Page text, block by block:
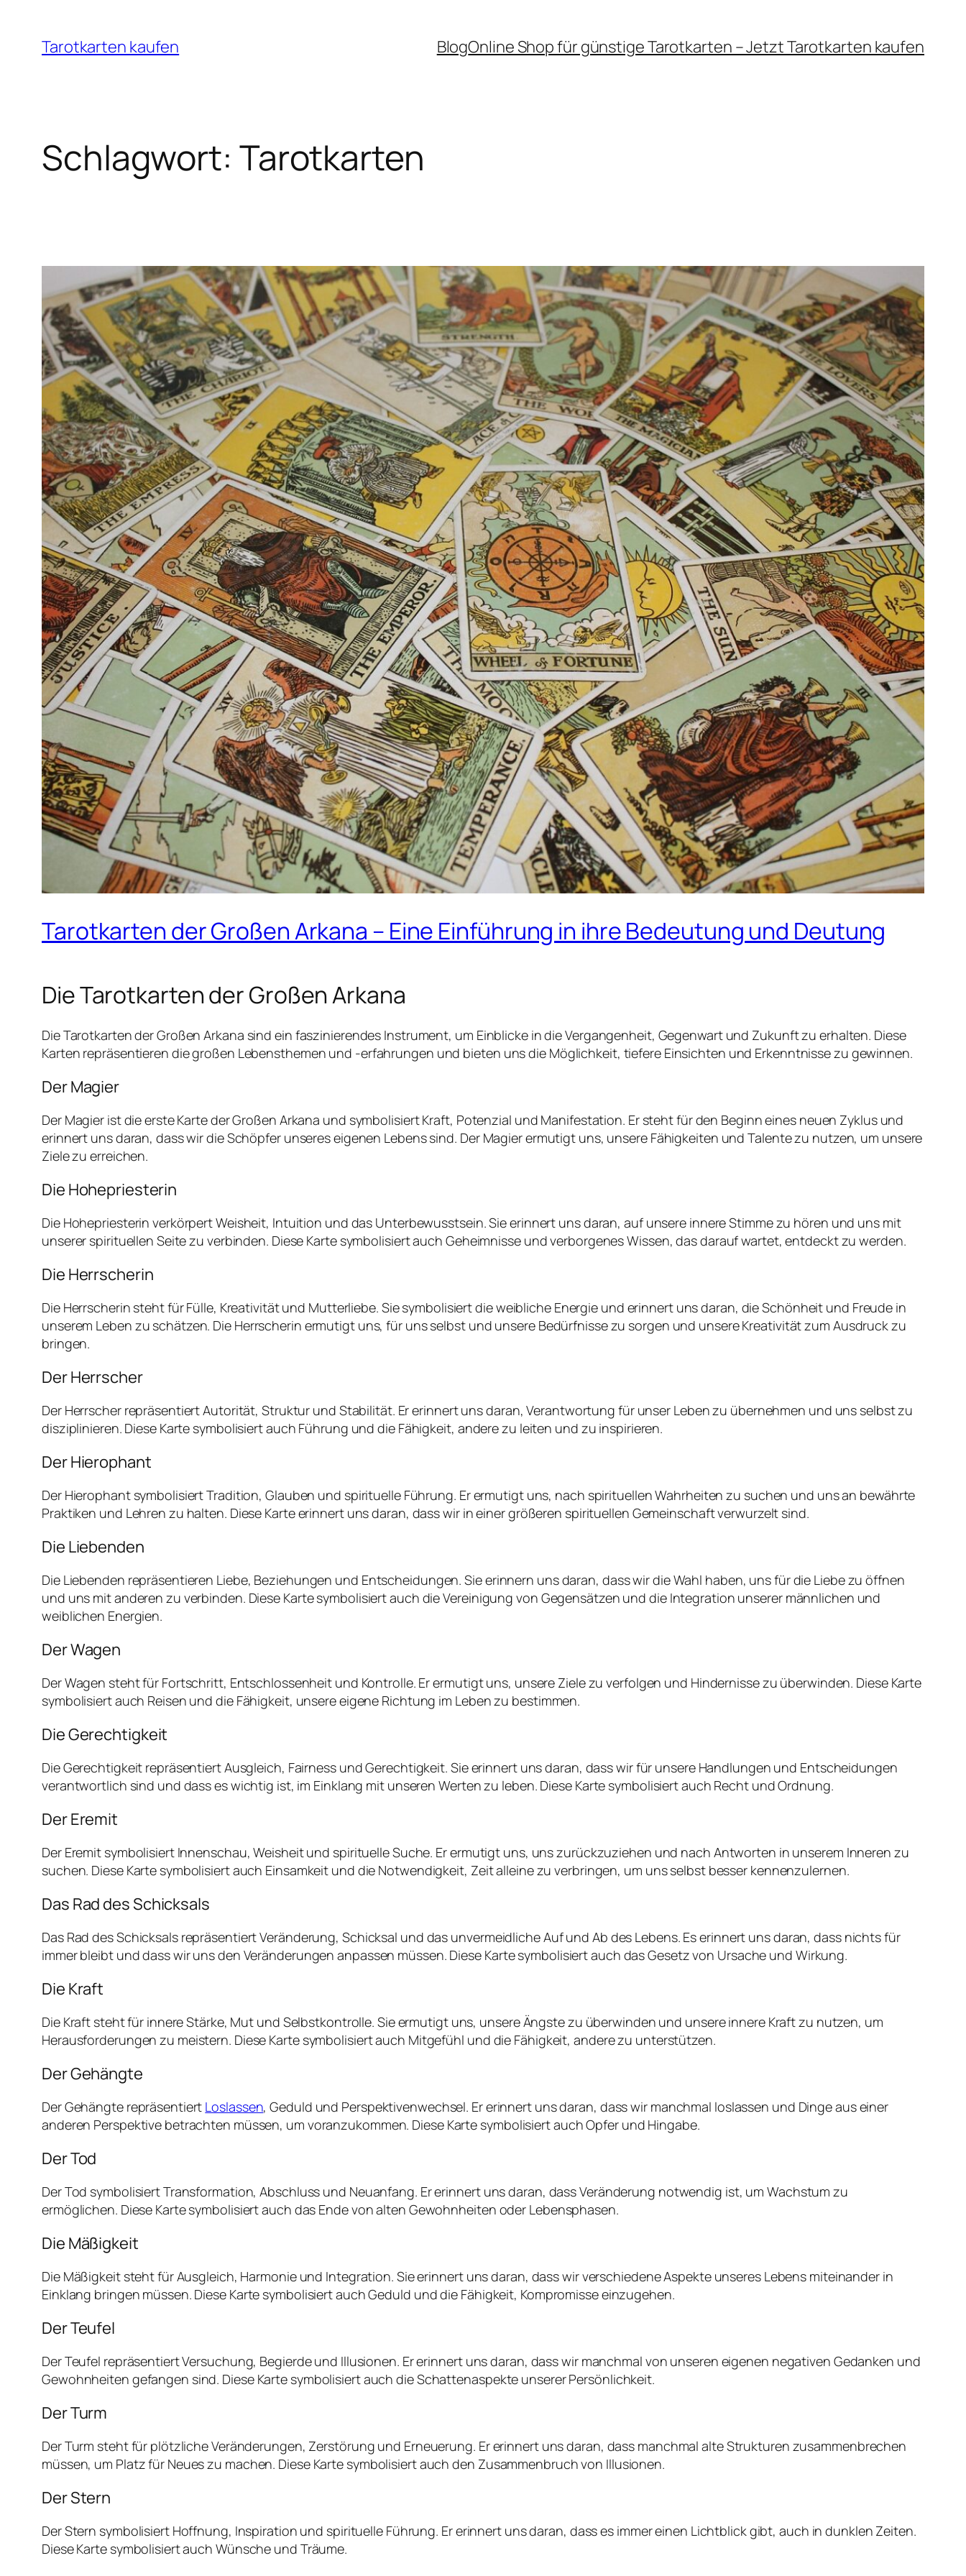
Inhalt
springen
Tarotkarten kaufen BlogOnline Shop für günstige Tarotkarten – Jetzt Tarotkarten kaufen
Schlagwort: Tarotkarten
Tarotkarten der Großen Arkana – Eine Einführung in ihre Bedeutung und Deutung
Die Tarotkarten der Großen Arkana
Die Tarotkarten der Großen Arkana sind ein faszinierendes Instrument, um Einblicke in die Vergangenheit, Gegenwart und Zukunft zu erhalten. Diese
Karten repräsentieren die großen Lebensthemen und -erfahrungen und bieten uns die Möglichkeit, tiefere Einsichten und Erkenntnisse zu gewinnen.
Der Magier
Der Magier ist die erste Karte der Großen Arkana und symbolisiert Kraft, Potenzial und Manifestation. Er steht für den Beginn eines neuen Zyklus und
erinnert uns daran, dass wir die Schöpfer unseres eigenen Lebens sind. Der Magier ermutigt uns, unsere Fähigkeiten und Talente zu nutzen, um unsere
Ziele zu erreichen.
Die Hohepriesterin
Die Hohepriesterin verkörpert Weisheit, Intuition und das Unterbewusstsein. Sie erinnert uns daran, auf unsere innere Stimme zu hören und uns mit
unserer spirituellen Seite zu verbinden. Diese Karte symbolisiert auch Geheimnisse und verborgenes Wissen, das darauf wartet, entdeckt zu werden.
Die Herrscherin
Die Herrscherin steht für Fülle, Kreativität und Mutterliebe. Sie symbolisiert die weibliche Energie und erinnert uns daran, die Schönheit und Freude in
unserem Leben zu schätzen. Die Herrscherin ermutigt uns, für uns selbst und unsere Bedürfnisse zu sorgen und unsere Kreativität zum Ausdruck zu
bringen.
Der Herrscher
Der Herrscher repräsentiert Autorität, Struktur und Stabilität. Er erinnert uns daran, Verantwortung für unser Leben zu übernehmen und uns selbst zu
disziplinieren. Diese Karte symbolisiert auch Führung und die Fähigkeit, andere zu leiten und zu inspirieren.
Der Hierophant
Der Hierophant symbolisiert Tradition, Glauben und spirituelle Führung. Er ermutigt uns, nach spirituellen Wahrheiten zu suchen und uns an bewährte
Praktiken und Lehren zu halten. Diese Karte erinnert uns daran, dass wir in einer größeren spirituellen Gemeinschaft verwurzelt sind.
Die Liebenden
Die Liebenden repräsentieren Liebe, Beziehungen und Entscheidungen. Sie erinnern uns daran, dass wir die Wahl haben, uns für die Liebe zu öffnen
und uns mit anderen zu verbinden. Diese Karte symbolisiert auch die Vereinigung von Gegensätzen und die Integration unserer männlichen und
weiblichen Energien.
Der Wagen
Der Wagen steht für Fortschritt, Entschlossenheit und Kontrolle. Er ermutigt uns, unsere Ziele zu verfolgen und Hindernisse zu überwinden. Diese Karte
symbolisiert auch Reisen und die Fähigkeit, unsere eigene Richtung im Leben zu bestimmen.
Die Gerechtigkeit
Die Gerechtigkeit repräsentiert Ausgleich, Fairness und Gerechtigkeit. Sie erinnert uns daran, dass wir für unsere Handlungen und Entscheidungen
verantwortlich sind und dass es wichtig ist, im Einklang mit unseren Werten zu leben. Diese Karte symbolisiert auch Recht und Ordnung.
Der Eremit
Der Eremit symbolisiert Innenschau, Weisheit und spirituelle Suche. Er ermutigt uns, uns zurückzuziehen und nach Antworten in unserem Inneren zu
suchen. Diese Karte symbolisiert auch Einsamkeit und die Notwendigkeit, Zeit alleine zu verbringen, um uns selbst besser kennenzulernen.
Das Rad des Schicksals
Das Rad des Schicksals repräsentiert Veränderung, Schicksal und das unvermeidliche Auf und Ab des Lebens. Es erinnert uns daran, dass nichts für
immer bleibt und dass wir uns den Veränderungen anpassen müssen. Diese Karte symbolisiert auch das Gesetz von Ursache und Wirkung.
Die Kraft
Die Kraft steht für innere Stärke, Mut und Selbstkontrolle. Sie ermutigt uns, unsere Ängste zu überwinden und unsere innere Kraft zu nutzen, um
Herausforderungen zu meistern. Diese Karte symbolisiert auch Mitgefühl und die Fähigkeit, andere zu unterstützen.
Der Gehängte
Der Gehängte repräsentiert Loslassen, Geduld und Perspektivenwechsel. Er erinnert uns daran, dass wir manchmal loslassen und Dinge aus einer
anderen Perspektive betrachten müssen, um voranzukommen. Diese Karte symbolisiert auch Opfer und Hingabe.
Der Tod
Der Tod symbolisiert Transformation, Abschluss und Neuanfang. Er erinnert uns daran, dass Veränderung notwendig ist, um Wachstum zu
ermöglichen. Diese Karte symbolisiert auch das Ende von alten Gewohnheiten oder Lebensphasen.
Die Mäßigkeit
Die Mäßigkeit steht für Ausgleich, Harmonie und Integration. Sie erinnert uns daran, dass wir verschiedene Aspekte unseres Lebens miteinander in
Einklang bringen müssen. Diese Karte symbolisiert auch Geduld und die Fähigkeit, Kompromisse einzugehen.
Der Teufel
Der Teufel repräsentiert Versuchung, Begierde und Illusionen. Er erinnert uns daran, dass wir manchmal von unseren eigenen negativen Gedanken und
Gewohnheiten gefangen sind. Diese Karte symbolisiert auch die Schattenaspekte unserer Persönlichkeit.
Der Turm
Der Turm steht für plötzliche Veränderungen, Zerstörung und Erneuerung. Er erinnert uns daran, dass manchmal alte Strukturen zusammenbrechen
müssen, um Platz für Neues zu machen. Diese Karte symbolisiert auch den Zusammenbruch von Illusionen.
Der Stern
Der Stern symbolisiert Hoffnung, Inspiration und spirituelle Führung. Er erinnert uns daran, dass es immer einen Lichtblick gibt, auch in dunklen Zeiten.
Diese Karte symbolisiert auch Wünsche und Träume.